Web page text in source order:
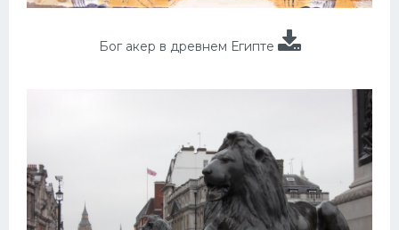
Бог акер в древнем Египте